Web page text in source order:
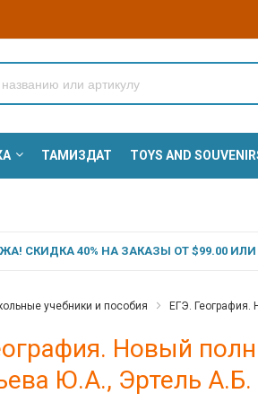
ТАМИЗДАТ TOYS AND
СКИДКА 40% НА ЗАКАЗЫ ОТ $99.00 ИЛИ
учебники и пособия ЕГЭ. География.
Новый
Ю.А., Эртель А.Б.